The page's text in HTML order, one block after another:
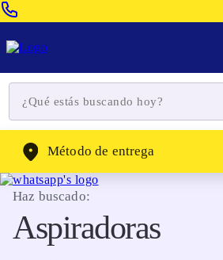
WhatsApp: (302) 262-4104
Método de entrega
Haz buscado:
Aspiradoras